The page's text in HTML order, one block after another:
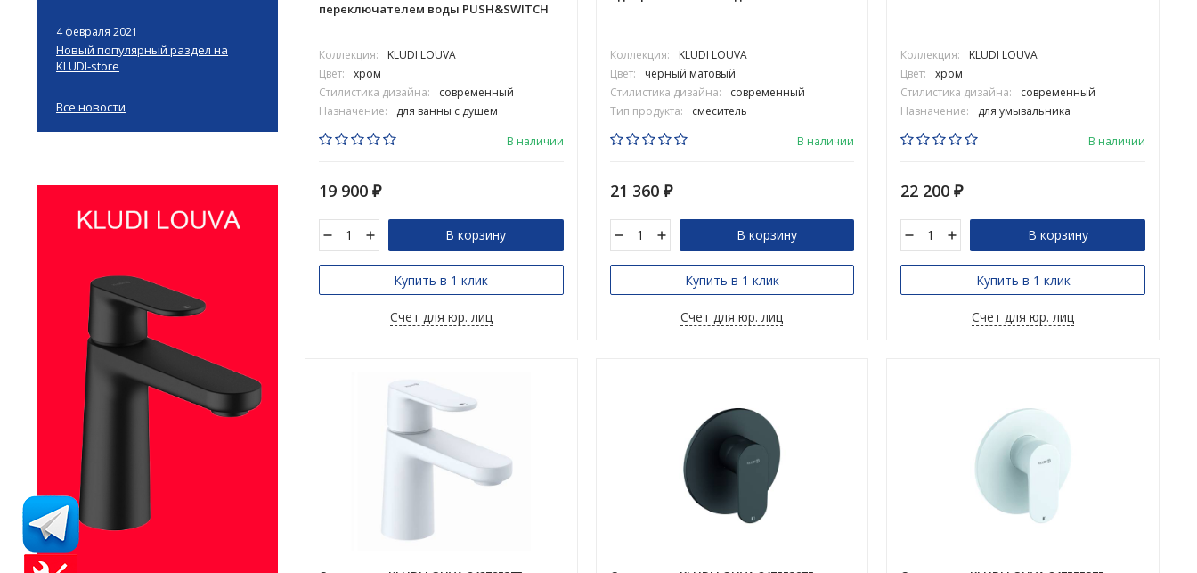
4 февраля 2021
Новый популярный раздел на
KLUDI-store
Все новости
переключателем воды PUSH&SWITCH
Коллекция:
KLUDI LOUVA
Цвет:
хром
Стилистика дизайна:
современный
Назначение:
для ванны с душем
В наличии
19 900 ₽
В корзину
Купить в 1 клик
Счет для юр. лиц
Коллекция:
KLUDI LOUVA
Цвет:
черный матовый
Стилистика дизайна:
современный
Тип продукта:
смеситель
В наличии
21 360 ₽
В корзину
Купить в 1 клик
Счет для юр. лиц
Коллекция:
KLUDI LOUVA
Цвет:
хром
Стилистика дизайна:
современный
Назначение:
для умывальника
В наличии
22 200₽
В корзину
Купить в 1 клик
Счет для юр. лиц